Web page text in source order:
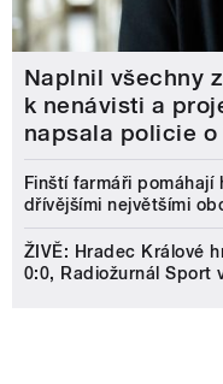
Naplnil všechny
k nenávisti a
napsala policie o
Finští farmáři pomáhají
dřívějšími největšími
ŽIVĚ: Hradec Králové
0:0, Radiožurnál Sport